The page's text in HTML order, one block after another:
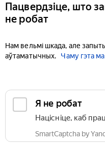
Пацвердзіце, што
не робат
Нам вельмі шкада, але
аўтаматычных.
Чаму гэта
Я не робат
Націсніце, каб
SmartCaptcha by